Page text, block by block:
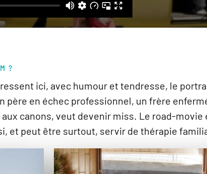
?
ici, avec humour et tendresse, le
père en échec professionnel, un frère
canons, veut devenir miss. Le road-
et peut être surtout, servir de thérapie